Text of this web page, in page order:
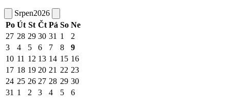
Srpen2026
Po Út St Čt Pá So Ne
27 28 29 30 31 1
2
3
4 5 6 7 8
9
10 11 12 13 14 15 16
17 18 19 20 21 22 23
24 25 26 27 28 29 30
31 1 2 3 4 5 6